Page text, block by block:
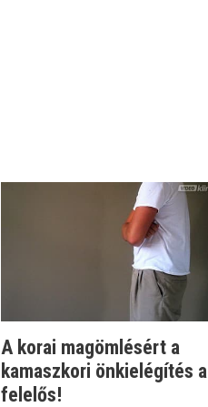
A korai magömlésért a
kamaszkori önkielégítés a
felelős!